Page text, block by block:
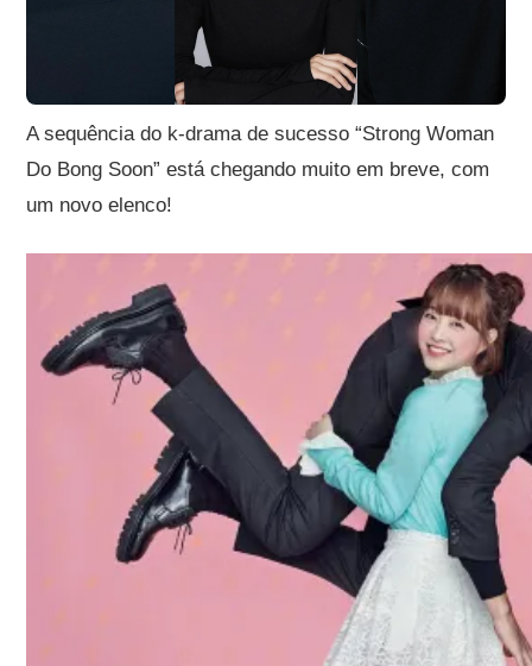
A sequência do k-drama de sucesso “Strong Woman
Do Bong Soon” está chegando muito em breve, com
um novo elenco!